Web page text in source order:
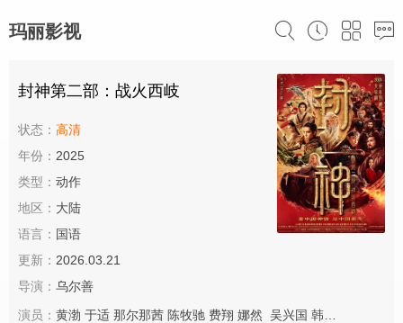
玛丽影视
封神第二部：战火西岐
状态： 高清
年份： 2025
类型： 动作
地区： 大陆
语言： 国语
更新： 2026.03.21
导演： 乌尔善
演员： 黄渤 于适 那尔那茜 陈牧驰 费翔 娜然 吴兴国 韩鹏翼